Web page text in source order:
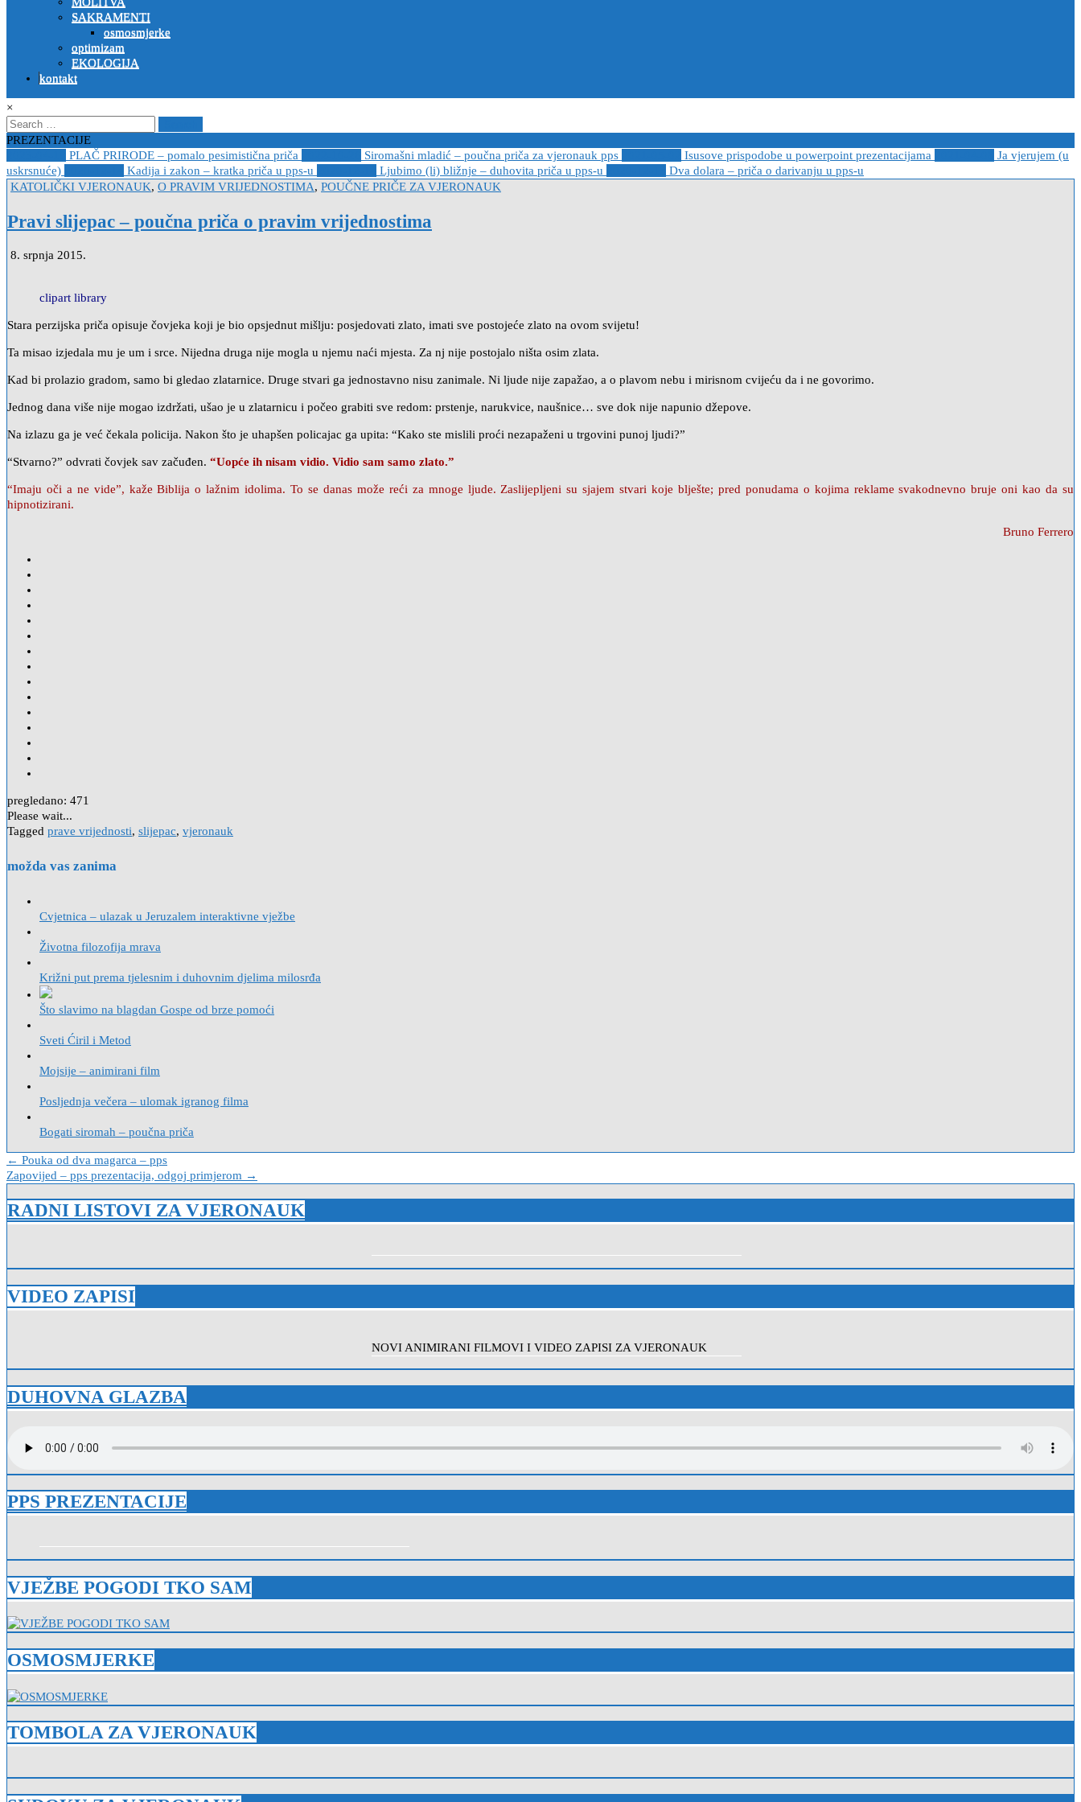
SAKRAMENTI
osmosmjerke
optimizam
EKOLOGIJA
kontakt
×
Search
for:
PREZENTACIJE
PLAČ PRIRODE – pomalo pesimistična priča Siromašni mladić – poučna priča za vjeronauk pps Isusove prispodobe u powerpoint prezentacijama
Ja vjerujem (u
uskrsnuće)
Kadija i zakon – kratka priča u pps-u Ljubimo (li) bližnje – duhovita priča u pps-u
Dva dolara – priča o darivanju u pps-u
Posted
KATOLIČKI VJERONAUK, O PRAVIM VRIJEDNOSTIMA, POUČNE PRIČE ZA VJERONAUK
Pravi slijepac – poučna priča o pravim vrijednostima
8. srpnja 2015.
clipart library
Stara perzijska priča opisuje čovjeka koji je bio opsjednut mišlju: posjedovati zlato, imati sve postojeće zlato na ovom svijetu!
Ta misao izjedala mu je um i srce. Nijedna druga nije mogla u njemu naći mjesta. Za nj nije postojalo ništa osim zlata.
Kad bi prolazio gradom, samo bi gledao zlatarnice. Druge stvari ga jednostavno nisu zanimale. Ni ljude nije zapažao, a o plavom nebu i mirisnom cvijeću da i ne govorimo.
Jednog dana više nije mogao izdržati, ušao je u zlatarnicu i počeo grabiti sve redom: prstenje, narukvice, naušnice… sve dok nije napunio džepove.
Na izlazu ga je već čekala policija. Nakon što je uhapšen policajac ga upita: “Kako ste mislili proći nezapaženi u trgovini punoj ljudi?”
“Stvarno?” odvrati čovjek sav začuđen. “Uopće ih nisam vidio. Vidio sam samo zlato.”
“Imaju oči a ne vide”, kaže Biblija o lažnim idolima. To se danas može reći za mnoge ljude. Zaslijepljeni su sjajem stvari koje blješte; pred ponudama o kojima reklame svakodnevno bruje oni kao da su
hipnotizirani.
Bruno Ferrero
pregledano: 471
Please wait...
Tagged prave vrijednosti, slijepac, vjeronauk
možda vas zanima
Cvjetnica – ulazak u Jeruzalem interaktivne vježbe
Životna filozofija mrava
Križni put prema tjelesnim i duhovnim djelima milosrđa
Što slavimo na blagdan Gospe od brze pomoći
Sveti Ćiril i Metod
Mojsije – animirani film
Posljednja večera – ulomak igranog filma
Bogati siromah – poučna priča
Navigacija
objava
← Pouka od dva magarca – pps
Zapovijed – pps prezentacija, odgoj primjerom →
RADNI LISTOVI ZA VJERONAUK
VIDEO ZAPISI
NOVI ANIMIRANI FILMOVI I VIDEO ZAPISI ZA VJERONAUK
DUHOVNA GLAZBA
PPS PREZENTACIJE
VJEŽBE POGODI TKO SAM
OSMOSMJERKE
TOMBOLA ZA VJERONAUK